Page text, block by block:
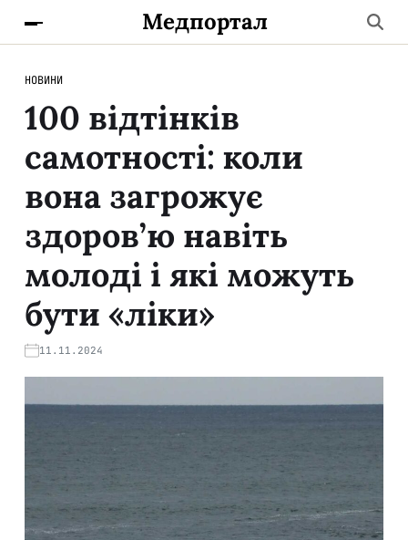
Медпортал
НОВИНИ
100 відтінків
самотності: коли
вона загрожує
здоров’ю навіть
молоді і які можуть
бути «ліки»
11.11.2024